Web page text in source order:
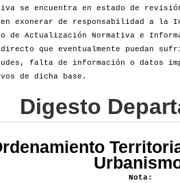
se encuentra en estado de
en exonerar de responsabilidad a la
de Actualización Normativa e
que eventualmente puedan
falta de información o datos
de dicha base.
Digesto
Nota: